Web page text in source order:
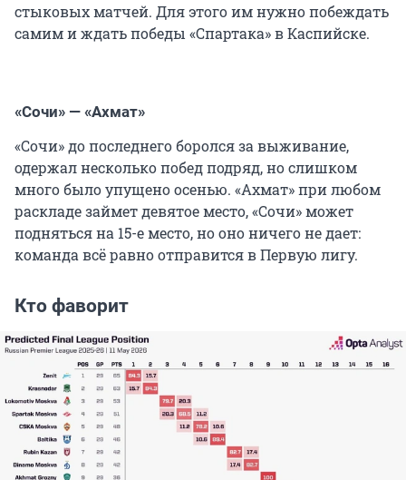
стыковых матчей. Для этого им нужно побеждать
самим и ждать победы «Спартака» в Каспийске.
«Сочи» — «Ахмат»
«Сочи» до последнего боролся за выживание,
одержал несколько побед подряд, но слишком
много было упущено осенью. «Ахмат» при любом
раскладе займет девятое место, «Сочи» может
подняться на 15-е место, но оно ничего не дает:
команда всё равно отправится в Первую лигу.
Кто фаворит